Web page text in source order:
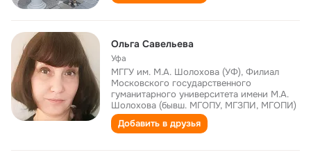
Ольга Савельева
Уфа
МГГУ им. М.А. Шолохова (УФ), Филиал
Московского государственного
гуманитарного университета имени М.А.
Шолохова (бывш. МГОПУ, МГЗПИ, МГОПИ)
Добавить в друзья